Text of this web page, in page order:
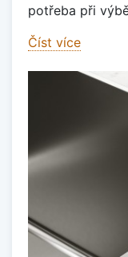
potřeba při
Číst více